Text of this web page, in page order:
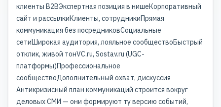
клиенты B2BЭкспертная позиция в нишеКорпоративный
сайт и рассылкиКлиенты, сотрудникиПрямая
коммуникация без посредниковСоциальные
сетиШирокая аудитория, лояльное сообществоБыстрый
отклик, живой тонVC.ru, Sostav.ru (UGC-
платформы)Профессиональное
сообществоДополнительный охват, дискуссия
Антикризисный план коммуникаций строится вокруг
деловых СМИ — они формируют ту версию событий,